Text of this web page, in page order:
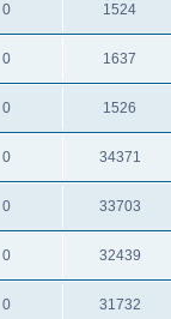
0 1524
0 1637
0 1526
0 34371
0 33703
0 32439
0 31732